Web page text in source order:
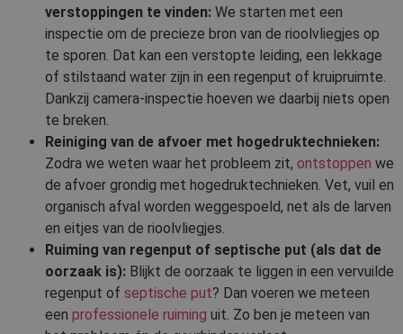
verstoppingen te vinden: We starten met een
inspectie om de precieze bron van de rioolvliegjes op
te sporen. Dat kan een verstopte leiding, een lekkage
of stilstaand water zijn in een regenput of kruipruimte.
Dankzij camera-inspectie hoeven we daarbij niets open
te breken.
Reiniging van de afvoer met hogedruktechnieken:
Zodra we weten waar het probleem zit, ontstoppen we
de afvoer grondig met hogedruktechnieken. Vet, vuil en
organisch afval worden weggespoeld, net als de larven
en eitjes van de rioolvliegjes.
Ruiming van regenput of septische put (als dat de
oorzaak is): Blijkt de oorzaak te liggen in een vervuilde
regenput of septische put? Dan voeren we meteen
een professionele ruiming uit. Zo ben je meteen van